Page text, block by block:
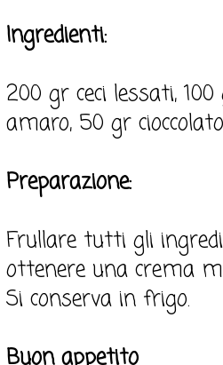
Ingredienti:
200 gr ceci lessati,
amaro, 50 gr
Preparazione:
Frullare tutti gli
ottenere una crema
Si conserva in frigo.
Buon appetito